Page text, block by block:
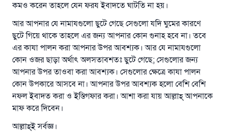
কমও করেন তাহলে যেন ফরয ইবাদতে ঘাটতি না হয়।
আর আপনার যে নামাযগুলো ছুটে গেছে সেগুলো যদি ঘুমের কারণে
ছুটে গিয়ে থাকে তাহলে এর জন্য আপনার কোন গুনাহ হবে না। তবে
এর কাযা পালন করা আপনার উপর আবশ্যক। আর যে নামাযগুলো
কোন ওজর ছাড়া অর্থাৎ অলসতাবশতঃ ছুটে গেছে; সেগুলোর জন্য
আপনার উপর তাওবা করা আবশ্যক। সেগুলোর ক্ষেত্রে কাযা পালন
কোন উপকারে আসবে না। আপনার উপর আবশ্যক হলো বেশি বেশি
নফল ইবাদত করা ও ইস্তিগফার করা। আশা করা যায় আল্লাহ্‌ আপনাকে
মাফ করে দিবেন।
আল্লাহ্‌ই সর্বজ্ঞ।